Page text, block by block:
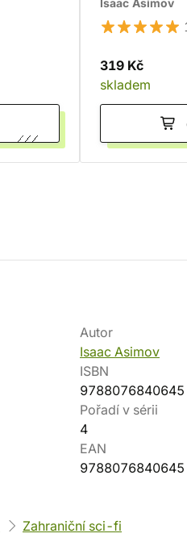
Isaac Asimov
319 Kč
skladem
Autor
Isaac Asimov
ISBN
9788076840645
Pořadí v sérii
4
EAN
9788076840645
Zahraniční sci-fi